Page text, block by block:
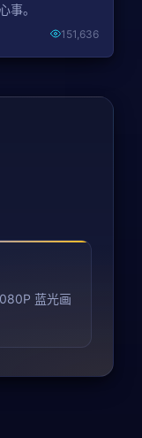
事。
151,636
蓝光画